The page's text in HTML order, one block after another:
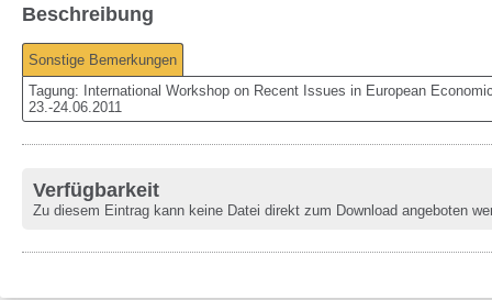
Beschreibung
Sonstige Bemerkungen
Tagung: International Workshop on Recent Issues in European
23.-24.06.2011
Verfügbarkeit
Zu diesem Eintrag kann keine Datei direkt zum Download angeboten